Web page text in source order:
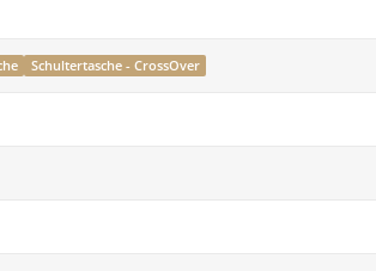
Schultertasche - CrossOver